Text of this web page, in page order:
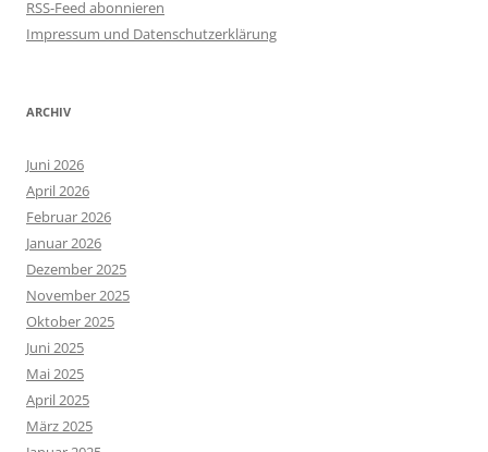
RSS-Feed abonnieren
Impressum und Datenschutzerklärung
ARCHIV
Juni 2026
April 2026
Februar 2026
Januar 2026
Dezember 2025
November 2025
Oktober 2025
Juni 2025
Mai 2025
April 2025
März 2025